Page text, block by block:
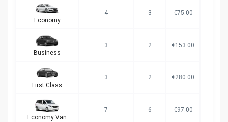
Economy
4 3 €75.00
Business
3 2 €153.00
First Class
3 2 €280.00
Economy Van
7 6 €97.00